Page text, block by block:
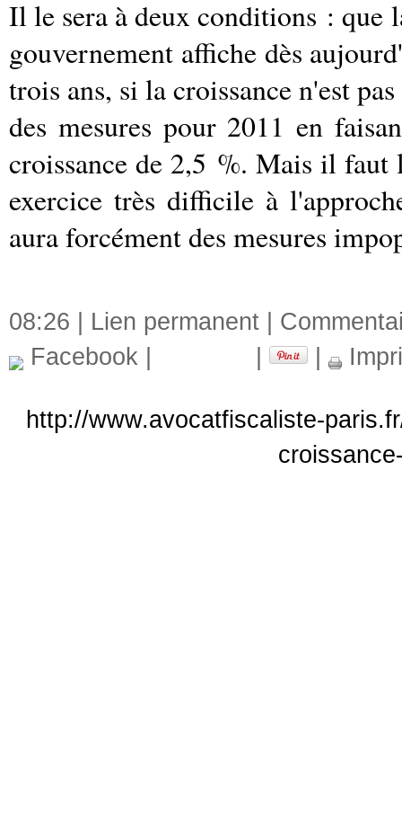
Il le sera à deux conditions : que
gouvernement affiche dès
trois ans, si la croissance n'est
des mesures pour 2011 en
croissance de 2,5 %. Mais il faut
exercice très difficile à
aura forcément des mesures
08:26 | Lien permanent
Facebook
http://www.avocatfiscaliste-